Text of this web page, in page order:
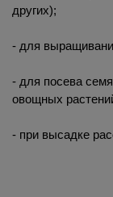
других);
- для
- для посева
овощных
- при высадке